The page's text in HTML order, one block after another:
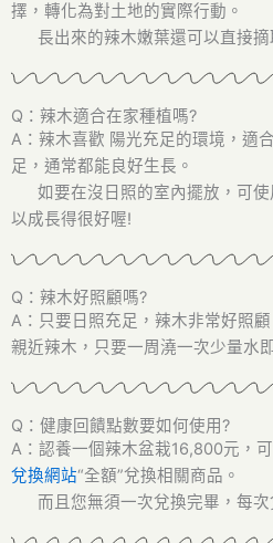
擇，轉化為對土地的實際行動。
長出來的辣木嫩葉還可以直接摘
Q：辣木適合在家種植嗎?
A： 辣木喜歡 陽光充足的環境， 適
足，通常都能良好生長。
如要在沒日照的室內擺放 ，可
以成長得很好喔!
Q：辣木好照顧嗎?
A：只要 日照充足，辣木非常好照顧
親近辣木 ，只要一周澆一次少量水
Q：健康回饋點數要如何使用?
A：認養一個辣木盆栽16,800元 ，
兌換網站“全額”兌換相關商品 。
而且您無須一次兌換完畢 ，每